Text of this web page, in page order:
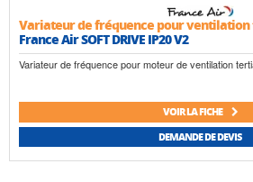
Variateur de fréquence pour
France Air SOFT DRIVE IP20 V2
Variateur de fréquence pour moteur de ventilation
VOIR LA FICHE
DEMANDE DE DEVIS